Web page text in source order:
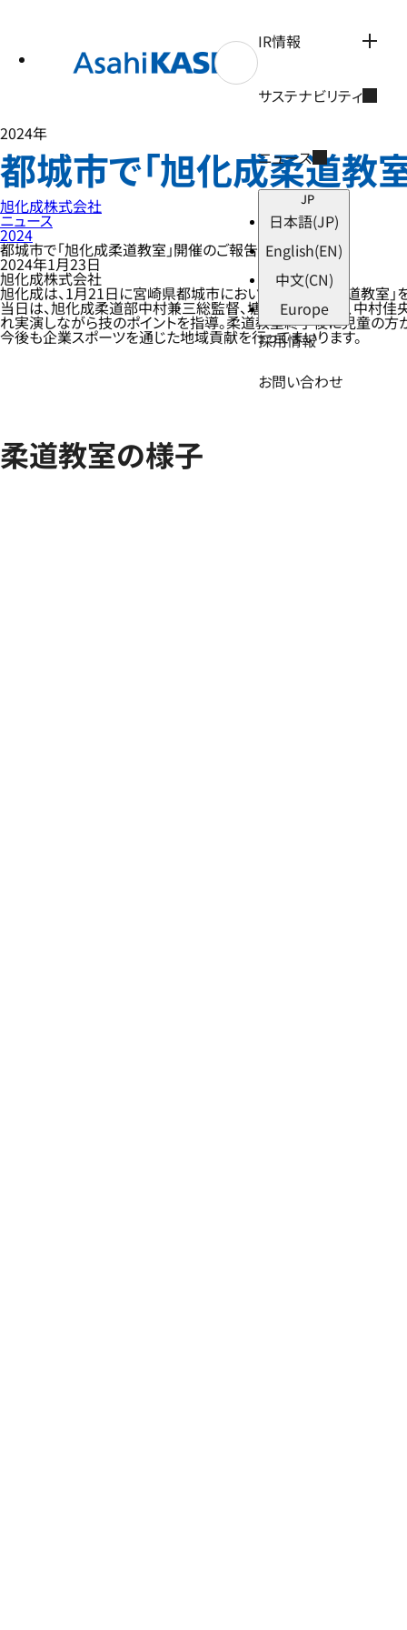
IR情報
サステナビリティ
ニュース
JP
日本語(JP)
English(EN)
中文(CN)
Europe
採用情報
お問い合わせ
2024年
都城市で「旭化成柔道教
旭化成株式会社
ニュース
2024
都城市で「旭化成柔道教室」開催のご報告
2024年1月23日
旭化成株式会社
旭化成は、1月21日に宮崎県都城市において、「旭化成柔道教室」
当日は、旭化成柔道部中村兼三総監督、塘内将彦コーチ、中村
れ実演しながら技のポイントを指導。柔道教室終了後に児童の方
今後も企業スポーツを通じた地域貢献を行ってまいります。
柔道教室の様子